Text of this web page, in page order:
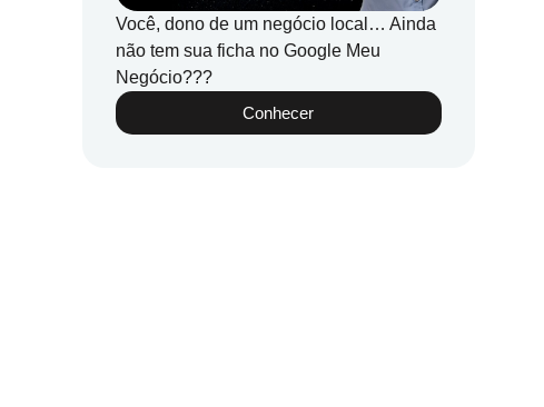
Você, dono de um negócio local… Ainda
não tem sua ficha no Google Meu
Negócio???
Conhecer